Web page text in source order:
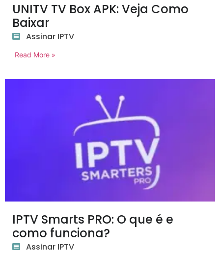
UNITV TV Box APK: Veja Como
Baixar
Assinar IPTV
Read More »
IPTV Smarts PRO: O que é e
como funciona?
Assinar IPTV